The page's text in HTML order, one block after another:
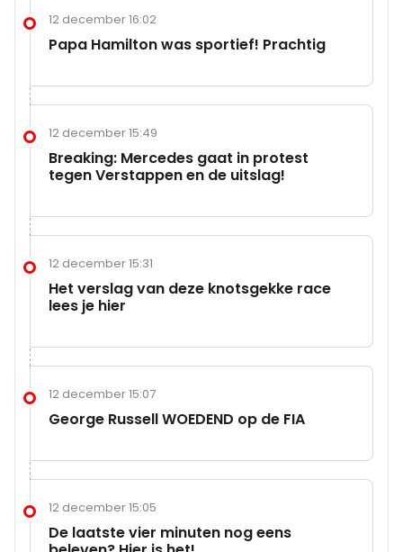
12 december 16:02
Papa Hamilton was sportief! Prachtig
12 december 15:49
Breaking: Mercedes gaat in protest
tegen Verstappen en de uitslag!
12 december 15:31
Het verslag van deze knotsgekke race
lees je hier
12 december 15:07
George Russell WOEDEND op de FIA
12 december 15:05
De laatste vier minuten nog eens